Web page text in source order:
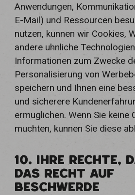
Anwendungen,
E-Mail) und Ressourcen
nutzen, kunnen wir Cookies,
andere uhnliche
Informationen zum Zwecke
Personalisierung von
speichern und Ihnen eine
und sicherere
ermuglichen. Wenn Sie keine
muchten, kunnen Sie diese
10. IHRE RECHTE,
DAS RECHT AUF
BESCHWERDE